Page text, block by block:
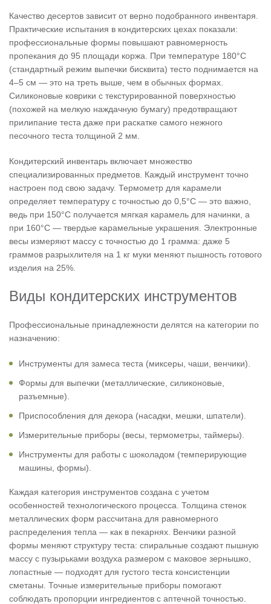
Качество десертов зависит от верно подобранного инвентаря.
Практические испытания в кондитерских цехах показали:
профессиональные формы повышают равномерность
пропекания до 95 площади коржа. При температуре 180°C
(стандартный режим выпечки бисквита) тесто поднимается на
4–5 см — это на треть выше, чем в обычных формах.
Силиконовые коврики с текстурированной поверхностью
(похожей на мелкую наждачную бумагу) предотвращают
прилипание теста даже при раскатке самого нежного
песочного теста толщиной 2 мм.
Кондитерский инвентарь включает множество
специализированных предметов. Каждый инструмент точно
настроен под свою задачу. Термометр для карамели
определяет температуру с точностью до 0,5°C — это важно,
ведь при 150°C получается мягкая карамель для начинки, а
при 160°C — твердые карамельные украшения. Электронные
весы измеряют массу с точностью до 1 грамма: даже 5
граммов разрыхлителя на 1 кг муки меняют пышность готового
изделия на 25%.
Виды кондитерских инструментов
Профессиональные принадлежности делятся на категории по
назначению:
Инструменты для замеса теста (миксеры, чаши, венчики).
Формы для выпечки (металлические, силиконовые,
разъемные).
Приспособления для декора (насадки, мешки, шпатели).
Измерительные приборы (весы, термометры, таймеры).
Инструменты для работы с шоколадом (темперирующие
машины, формы).
Каждая категория инструментов создана с учетом
особенностей технологического процесса. Толщина стенок
металлических форм рассчитана для равномерного
распределения тепла — как в пекарнях. Венчики разной
формы меняют структуру теста: спиральные создают пышную
массу с пузырьками воздуха размером с маковое зернышко,
лопастные — подходят для густого теста консистенции
сметаны. Точные измерительные приборы помогают
соблюдать пропорции ингредиентов с аптечной точностью.